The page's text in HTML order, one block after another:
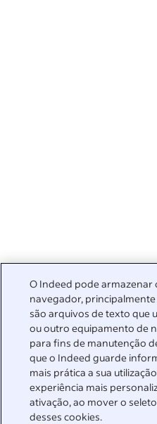
O Indeed pode
navegador,
são arquivos de texto que
ou outro equipamento de
para fins de manutenção
que o Indeed guarde
mais prática a sua
experiência mais
ativação, ao mover o
desses cookies.